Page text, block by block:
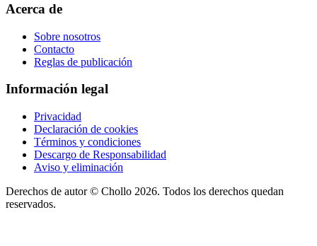
Acerca de
Sobre nosotros
Contacto
Reglas de publicación
Información legal
Privacidad
Declaración de cookies
Términos y condiciones
Descargo de Responsabilidad
Aviso y eliminación
Derechos de autor © Chollo 2026. Todos los derechos quedan
reservados.